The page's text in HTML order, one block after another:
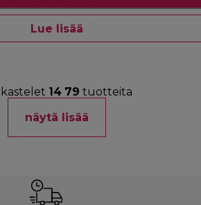
Lue lisää
14 79 tuotteita
näytä lisää